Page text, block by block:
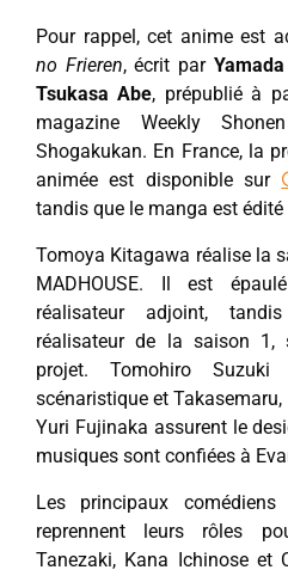
Pour rappel, cet anime est
no Frieren, écrit par
Tsukasa Abe, prépublié à
magazine Weekly
Shogakukan. En France, la
animée est disponible sur
tandis que le manga est
Tomoya Kitagawa réalise la
MADHOUSE. Il est
réalisateur adjoint,
réalisateur de la saison 1,
projet. Tomohiro
scénaristique et
Yuri Fujinaka assurent le
musiques sont confiées à
Les principaux
reprennent leurs rôles
Tanezaki, Kana Ichinose et